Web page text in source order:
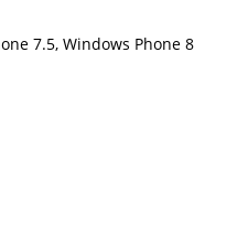
7.5, Windows Phone 8